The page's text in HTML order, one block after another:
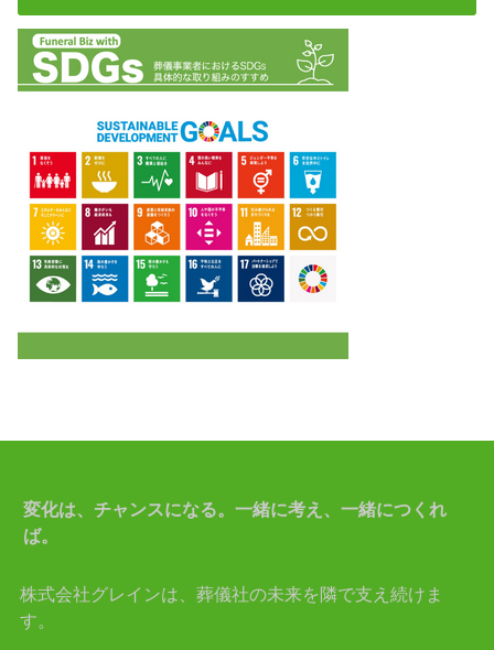
変化は、チャンスになる。一緒に考え、一緒につくれ
ば。
株式会社グレインは、葬儀社の未来を隣で支え続けま
す。